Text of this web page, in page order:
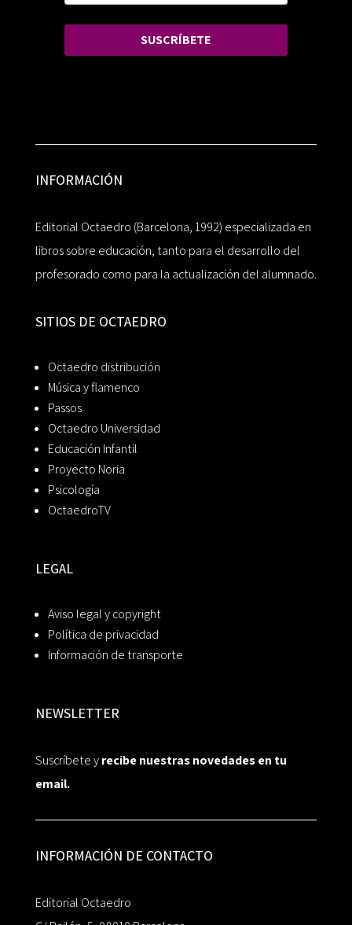
SUSCRÍBETE
INFORMACIÓN
Editorial Octaedro (Barcelona, 1992) especializada en
libros sobre educación, tanto para el desarrollo del
profesorado como para la actualización del alumnado.
SITIOS DE OCTAEDRO
Octaedro distribución
Música y flamenco
Passos
Octaedro Universidad
Educación Infantil
Proyecto Noria
Psicología
OctaedroTV
LEGAL
Aviso legal y copyright
Política de privacidad
Información de transporte
NEWSLETTER
Suscríbete yrecibe nuestras novedades en tu
email.
INFORMACIÓN DE CONTACTO
Editorial Octaedro